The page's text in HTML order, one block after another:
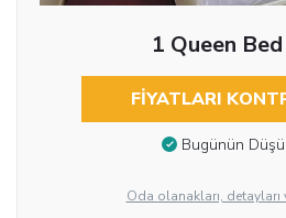
1 Queen
FIYATLARI
Bugünün
Oda olanakları, detayları